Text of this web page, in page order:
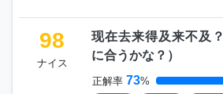
98
ナイス
现在去来得及来不及？
に合うかな？ ）
正解率 73%